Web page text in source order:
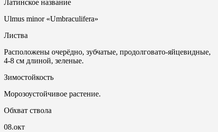
Латинское название
Ulmus minor «Umbraculifera»
Листва
Расположены очерёдно, зубчатые, продолговато-яйцевидные,
4-8 см длиной, зеленые.
Зимостойкость
Морозоустойчивое растение.
Обхват ствола
08.окт